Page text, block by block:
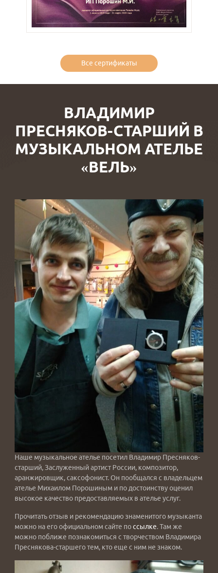
Все сертификаты
ВЛАДИМИР
ПРЕСНЯКОВ-СТАРШИЙ В
МУЗЫКАЛЬНОМ АТЕЛЬЕ
«ВЕЛЬ»
Наше музыкальное ателье посетил Владимир Пресняков-
старший, Заслуженный артист России, композитор,
аранжировщик, саксофонист. Он пообщался с владельцем
ателье Михаилом Порошиным и по достоинству оценил
высокое качество предоставляемых в ателье услуг.
Прочитать отзыв и рекомендацию знаменитого музыканта
можно на его официальном сайте поссылке. Там же
можно поближе познакомиться с творчеством Владимира
Преснякова-старшего тем, кто еще с ним не знаком.